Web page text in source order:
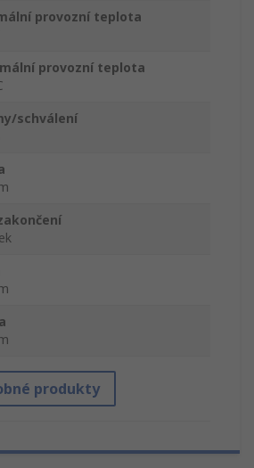
provozní teplota
provozní teplota
schválení
produkty